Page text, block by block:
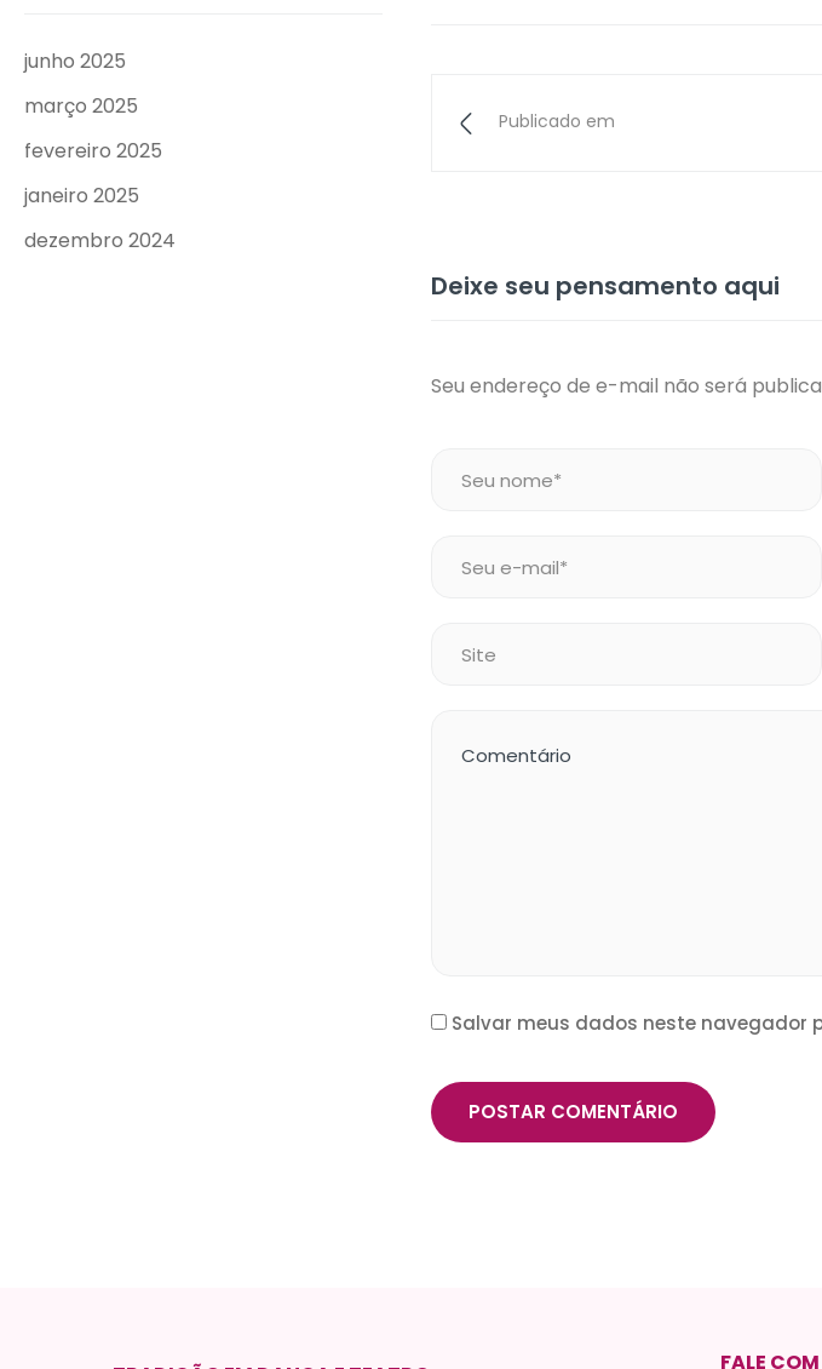
junho 2025
março 2025
fevereiro 2025
janeiro 2025
dezembro 2024
Publicado em
Deixe seu pensamento aqui
Seu endereço de e-mail não será
Salvar meus dados neste navegador
FALE